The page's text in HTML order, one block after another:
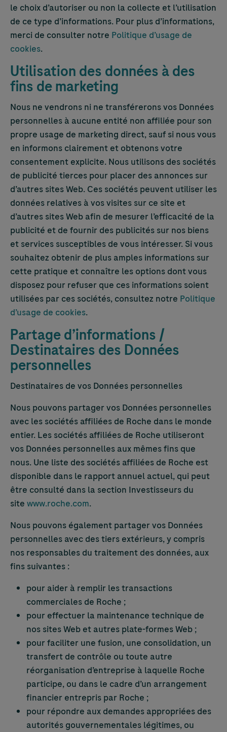
le choix d’autoriser ou non la collecte et l’utilisation
de ce type d’informations. Pour plus d’informations,
merci de consulter notre Politique d’usage de
cookies.
Utilisation des données à des
fins de marketing
Nous ne vendrons ni ne transférerons vos Données
personnelles à aucune entité non affiliée pour son
propre usage de marketing direct, sauf si nous vous
en informons clairement et obtenons votre
consentement explicite. Nous utilisons des sociétés
de publicité tierces pour placer des annonces sur
d’autres sites Web. Ces sociétés peuvent utiliser les
données relatives à vos visites sur ce site et
d’autres sites Web afin de mesurer l’efficacité de la
publicité et de fournir des publicités sur nos biens
et services susceptibles de vous intéresser. Si vous
souhaitez obtenir de plus amples informations sur
cette pratique et connaître les options dont vous
disposez pour refuser que ces informations soient
utilisées par ces sociétés, consultez notre Politique
d’usage de cookies.
Partage d’informations /
Destinataires des Données
personnelles
Destinataires de vos Données personnelles
Nous pouvons partager vos Données personnelles
avec les sociétés affiliées de Roche dans le monde
entier. Les sociétés affiliées de Roche utiliseront
vos Données personnelles aux mêmes fins que
nous. Une liste des sociétés affiliées de Roche est
disponible dans le rapport annuel actuel, qui peut
être consulté dans la section Investisseurs du
site www.roche.com.
Nous pouvons également partager vos Données
personnelles avec des tiers extérieurs, y compris
nos responsables du traitement des données, aux
fins suivantes :
pour aider à remplir les transactions
commerciales de Roche ;
pour effectuer la maintenance technique de
nos sites Web et autres plate-formes Web ;
pour faciliter une fusion, une consolidation, un
transfert de contrôle ou toute autre
réorganisation d’entreprise à laquelle Roche
participe, ou dans le cadre d’un arrangement
financier entrepris par Roche ;
pour répondre aux demandes appropriées des
autorités gouvernementales légitimes, ou